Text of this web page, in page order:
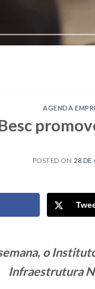
AGENDA
POSTED ON 28 DE
o
Infraestrutura